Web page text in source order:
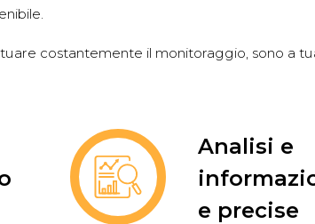
costantemente il monitoraggio, sono a
Analisi e
e precise